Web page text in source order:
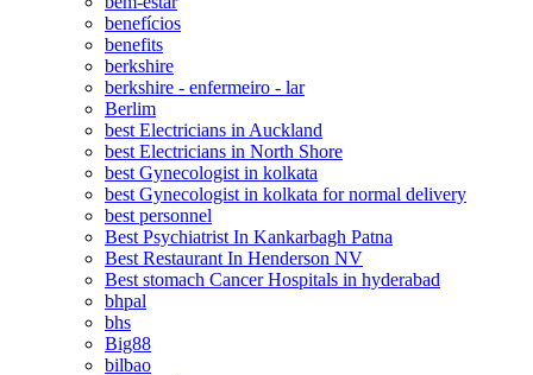
benefícios
benefits
berkshire
berkshire - enfermeiro - lar
Berlim
best Electricians in Auckland
best Electricians in North Shore
best Gynecologist in kolkata
best Gynecologist in kolkata for normal delivery
best personnel
Best Psychiatrist In Kankarbagh Patna
Best Restaurant In Henderson NV
Best stomach Cancer Hospitals in hyderabad
bhpal
bhs
Big88
bilbao